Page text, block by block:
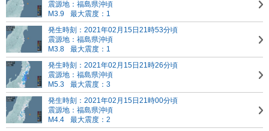
震源地：福島県沖頃
M3.9
最大震度：1
発生時刻：2021年02月15日21時53分頃
震源地：福島県沖頃
M3.8
最大震度：1
発生時刻：2021年02月15日21時26分頃
震源地：福島県沖頃
M5.3
最大震度：3
発生時刻：2021年02月15日21時00分頃
震源地：福島県沖頃
M4.4
最大震度：2